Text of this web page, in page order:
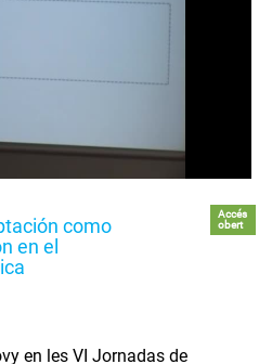
como
en el
Accés
obert
en les VI Jornadas de